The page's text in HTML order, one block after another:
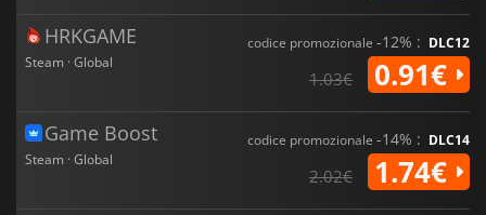
HRKGAME
Steam · Global
codice promozionale -12% : DLC12
1.03€ 0.91€
Game Boost
Steam · Global
codice promozionale -14% : DLC14
2.02€ 1.74€